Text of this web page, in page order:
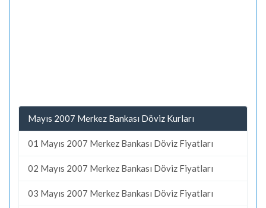
Mayıs 2007 Merkez Bankası Döviz Kurları
01 Mayıs 2007 Merkez Bankası Döviz Fiyatları
02 Mayıs 2007 Merkez Bankası Döviz Fiyatları
03 Mayıs 2007 Merkez Bankası Döviz Fiyatları